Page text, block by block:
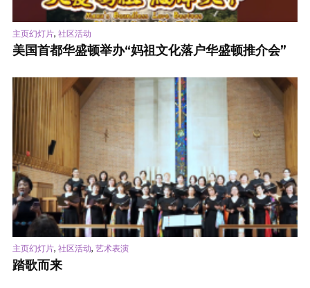
主页幻灯片, 社区活动
美国首都华盛顿举办“妈祖文化落户华盛顿推介会”
主页幻灯片, 社区活动, 艺术表演
踏歌而来